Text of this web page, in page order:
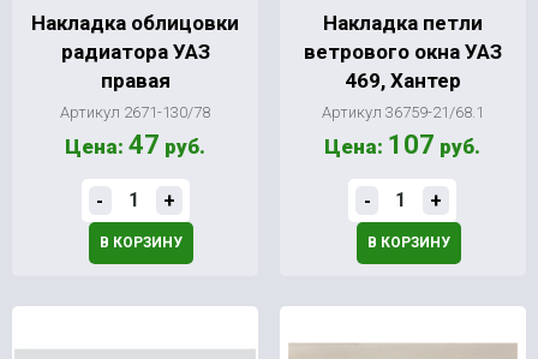
Накладка облицовки
радиатора УАЗ
правая
Артикул 2671-130/78
Цена:47 руб.
- +
В КОРЗИНУ
Накладка петли
ветрового окна УАЗ
469, Хантер
Артикул 36759-21/68.1
Цена: 107 руб.
- +
В КОРЗИНУ